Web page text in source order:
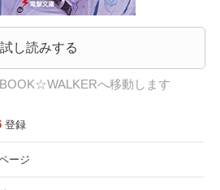
試し読みする
へ移動します
登録
ージ